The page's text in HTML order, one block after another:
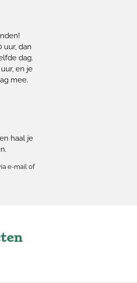
uur, dan
dag.
en je
mee.
haal je
e-mail of